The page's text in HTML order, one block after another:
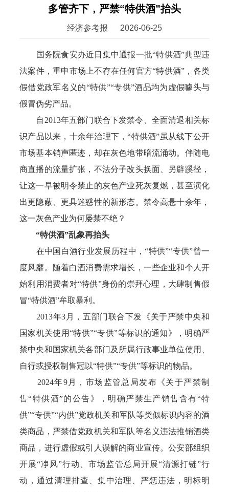
多管齐下，严禁“特供酒”抬头
经济参考报 2026-06-25
国务院食安办近日集中通报一批“特供酒”典型违
法案件，重申市场上不存在任何官方“特供酒”，各类
假借党政军名义的“特供”“专供”酒品均为虚假噱头与
假冒伪劣产品。
自2013年五部门联合下发禁令、全面清退相关标
识产品以来，十余年治理下，“特供酒”虽从线下公开
市场基本销声匿迹，却在灰色地带暗流涌动。伴随电
商直播的流量扩张，不法分子改头换面、另辟蹊径，
让这一早被明令禁止的灰色产业死灰复燃，甚至演化
出更隐蔽、更具迷惑性的新形态。禁令高悬十余年，
这一灰色产业为何屡禁不绝？
“特供酒”乱象再抬头
在中国白酒行业发展历程中，“特供”“专供”曾一
度风靡。随着白酒消费需求增长，一些企业和个人开
始利用消费者对“特供”身份的崇拜心理，大肆制售假
冒“特供酒”牟取暴利。
2013年3月，五部门联合下发《关于严禁中央和
国家机关使用“特供”“专供”等标识的通知》，明确严
禁中央和国家机关各部门及所属行政事业单位使用、
自行或授权制售冠以“特供”“专供”等标识的物品。
2024年9月，市场监管总局发布《关于严禁制
售“特供酒”的公告》，明确严禁生产销售含有“特
供”“专供”“内供”党政机关和军队等类似标识内容的酒
类商品，严禁借党政机关和军队等名义违法推销酒类
商品，进行虚假或引人误解的商业宣传。公安部组织
开展“净风”行动、市场监管总局开展“清源打链”行
动，通过清理排查、集中治理、严惩违法，明标明